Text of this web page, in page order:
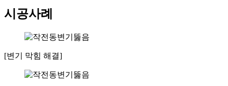
시공사례
[변기 막힘 해결]